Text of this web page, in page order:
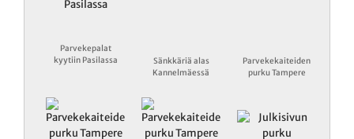
Parvekepalat
kyytiin Pasilassa
Sänkkäriä alas
Kannelmäessä
Parvekekaiteiden
purku Tampere